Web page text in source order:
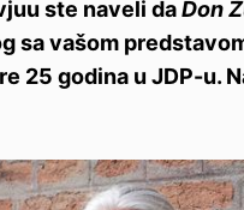
ste naveli daDon
sa vašom
25 godina u JDP-u.